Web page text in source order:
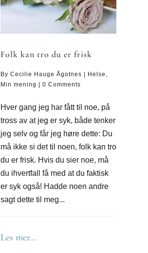
Folk kan tro du er frisk
By Cecilie Hauge Ågotnes Helse ,
Min mening
0 Comments
Hver gang jeg har fått til noe, på
tross av at jeg er syk, både tenker
jeg selv og får jeg høre dette: Du
må ikke si det til noen, folk kan tro
du er frisk. Hvis du sier noe, må
du ihvertfall få med at du faktisk
er syk også! Hadde noen andre
sagt dette til meg...
Les mer...